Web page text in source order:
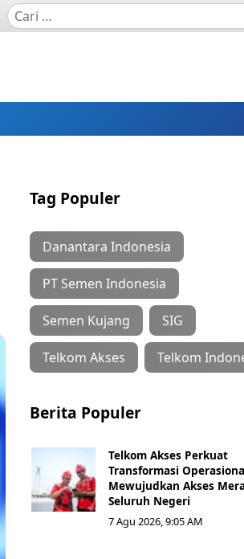
Tag Populer
Danantara Indonesia
PT Semen Indonesia
Semen Kujang SIG
Telkom Akses Telkom
Berita Populer
Telkom Akses Perkuat
Transformasi
Mewujudkan Akses
Seluruh Negeri
7 Agu 2026, 9:05 AM